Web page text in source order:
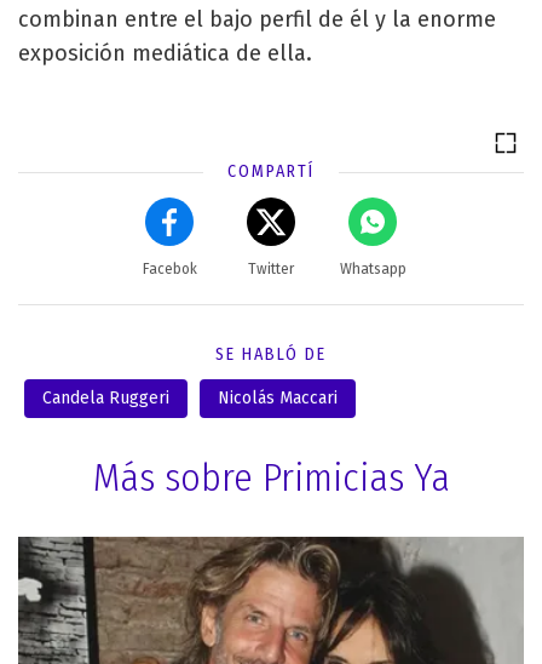
combinan entre el bajo perfil de él y la enorme
exposición mediática de ella.
COMPARTÍ
Facebok Twitter Whatsapp
SE HABLÓ DE
Candela Ruggeri Nicolás Maccari
Más sobre Primicias Ya